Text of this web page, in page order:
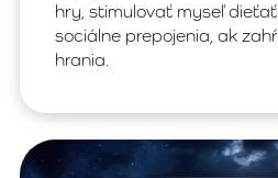
hry, stimulovať myseľ
sociálne prepojenia, ak
hrania.